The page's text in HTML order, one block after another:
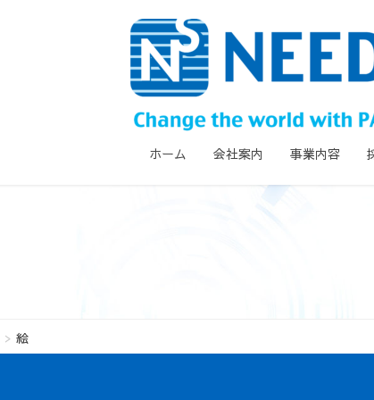
ホーム 会社案内 事業内容
絵